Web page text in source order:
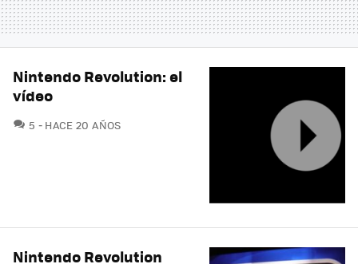
Nintendo Revolution: el
vídeo
5 COMENTARIOS
HACE 20 AÑOS
Nintendo Revolution